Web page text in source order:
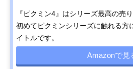
『ピクミン4』はシリーズ最高の売
初めてピクミンシリーズに触れる方
イトルです。
Amazonで見